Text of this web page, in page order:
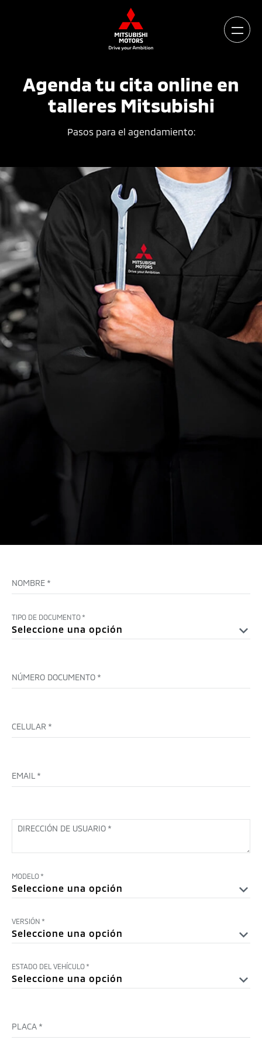
Agenda tu cita online en
talleres Mitsubishi
Pasos para el agendamiento:
NOMBRE *
TIPO DE DOCUMENTO*
NÚMERO DOCUMENTO *
CELULAR *
EMAIL *
DIRECCIÓN DE USUARIO *
MODELO*
VERSIÓN *
ESTADO DEL VEHÍCULO*
PLACA *